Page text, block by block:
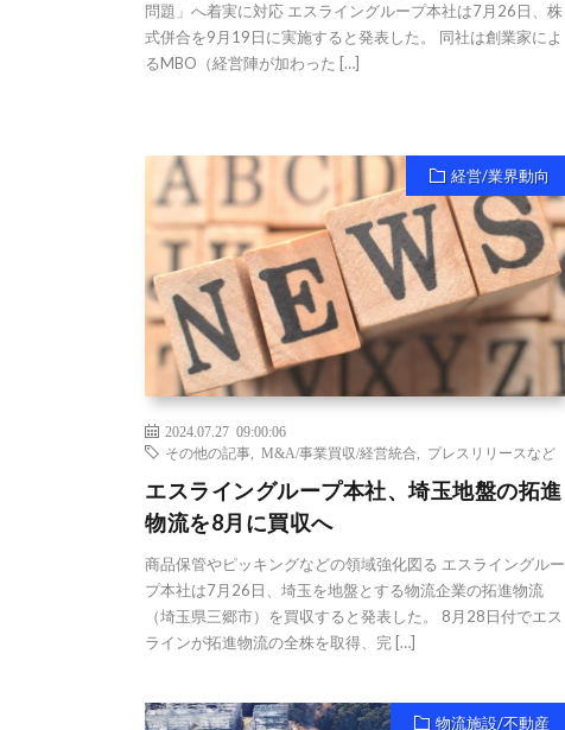
問題」へ着実に対応 エスライングループ本社は7月26日、株
式併合を9月19日に実施すると発表した。 同社は創業家によ
るMBO（経営陣が加わった […]
経営/業界動向
2024.07.27 09:00:06
その他の記事
M&A/事業買収/経営統合 プレスリリースなど
エスライングループ本社、埼玉地盤の拓進
物流を8月に買収へ
商品保管やピッキングなどの領域強化図る エスライングルー
プ本社は7月26日、埼玉を地盤とする物流企業の拓進物流
（埼玉県三郷市）を買収すると発表した。 8月28日付でエス
ラインが拓進物流の全株を取得、完 […]
物流施設/不動産